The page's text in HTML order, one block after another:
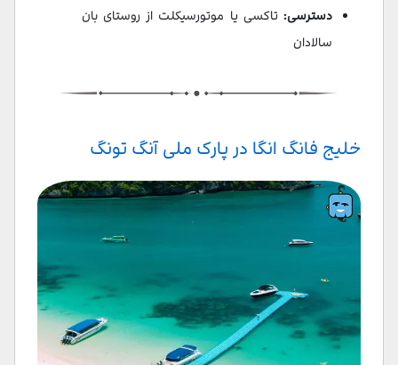
دسترسی: تاکسی یا موتورسیکلت از روستای بان
سالادان
خلیج فانگ انگا در پارک ملی آنگ تونگ